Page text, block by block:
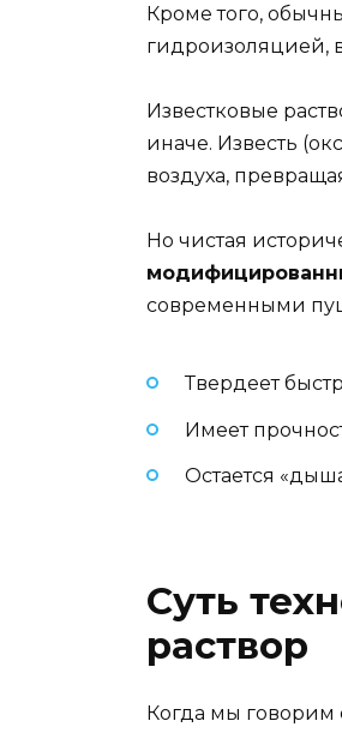
Кроме того,
гидроизоляцией,
Известковые
иначе. Известь
воздуха,
Но чистая
современными
Твердеет
Имеет
Остается
Суть
раствор
Когда мы говорим